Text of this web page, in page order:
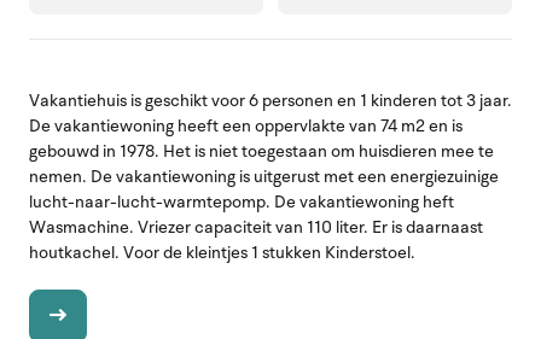
Vakantiehuis is geschikt voor 6 personen en 1 kinderen tot 3 jaar.
De vakantiewoning heeft een oppervlakte van 74 m2 en is
gebouwd in 1978. Het is niet toegestaan om huisdieren mee te
nemen. De vakantiewoning is uitgerust met een energiezuinige
lucht-naar-lucht-warmtepomp. De vakantiewoning heft
Wasmachine. Vriezer capaciteit van 110 liter. Er is daarnaast
houtkachel. Voor de kleintjes 1 stukken Kinderstoel.